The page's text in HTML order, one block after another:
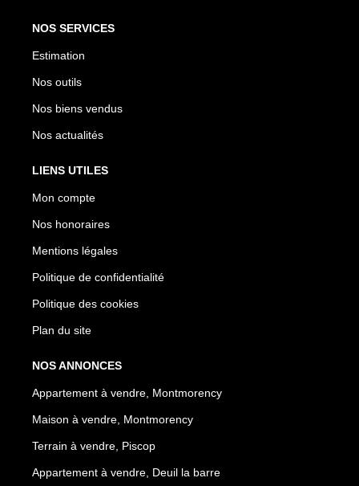
NOS SERVICES
Estimation
Nos outils
Nos biens vendus
Nos actualités
LIENS UTILES
Mon compte
Nos honoraires
Mentions légales
Politique de confidentialité
Politique des cookies
Plan du site
NOS ANNONCES
Appartement à vendre, Montmorency
Maison à vendre, Montmorency
Terrain à vendre, Piscop
Appartement à vendre, Deuil la barre